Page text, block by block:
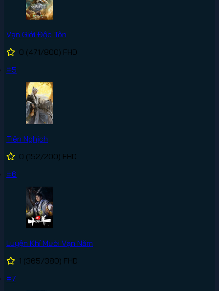
Vạn Giới Độc Tôn
0 (471/800) FHD
#5
Tiên Nghịch
0 (152/200) FHD
#6
Luyện Khí Mười Vạn Năm
1 (365/380) FHD
#7